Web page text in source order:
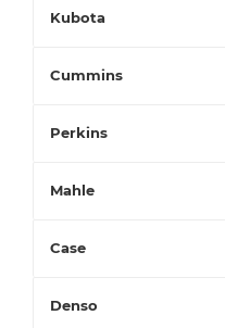
Kubota
Cummins
Perkins
Mahle
Case
Denso